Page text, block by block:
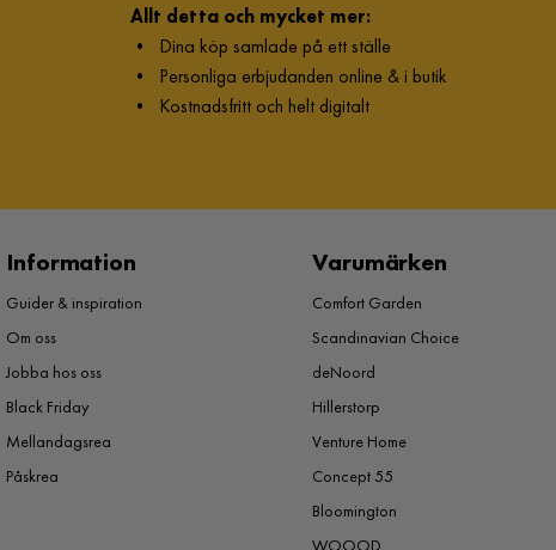
Allt detta och mycket mer:
• Dina köp samlade på ett ställe
• Personliga erbjudanden online & i butik
• Kostnadsfritt och helt digitalt
Information
Guider & inspiration
Om oss
Jobba hos oss
Black Friday
Mellandagsrea
Påskrea
Varumärken
Comfort Garden
Scandinavian Choice
deNoord
Hillerstorp
Venture Home
Concept 55
Bloomington
WOOOD